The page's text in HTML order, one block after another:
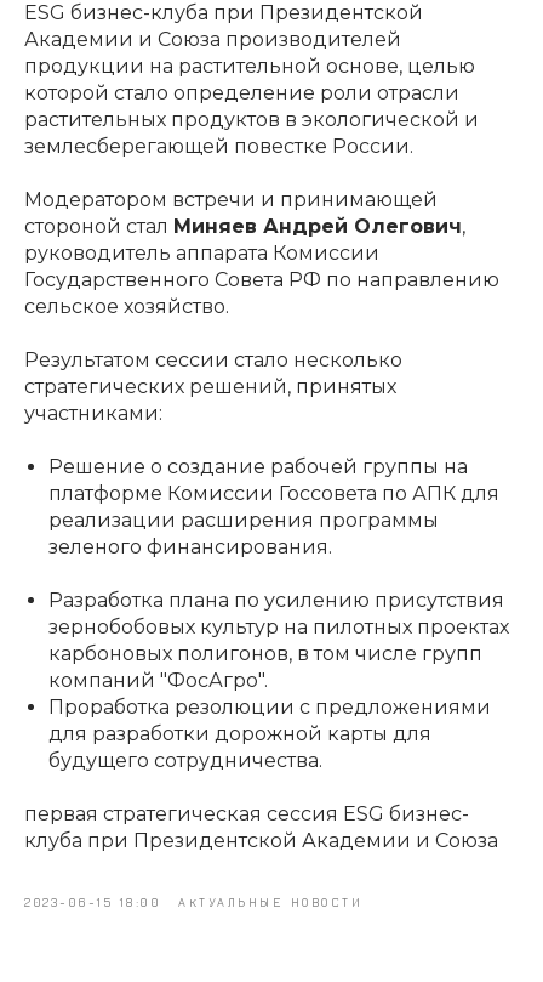
ESG бизнес-клуба при Президентской
Академии и Союза производителей
продукции на растительной основе, целью
которой стало определение роли отрасли
растительных продуктов в экологической и
землесберегающей повестке России.
Модератором встречи и принимающей
стороной стал Миняев Андрей Олегович,
руководитель аппарата Комиссии
Государственного Совета РФ по направлению
сельское хозяйство.
Результатом сессии стало несколько
стратегических решений, принятых
участниками:
Решение о создание рабочей группы на
платформе Комиссии Госсовета по АПК для
реализации расширения программы
зеленого финансирования.
Разработка плана по усилению присутствия
зернобобовых культур на пилотных проектах
карбоновых полигонов, в том числе групп
компаний "ФосАгро".
Проработка резолюции с предложениями
для разработки дорожной карты для
будущего сотрудничества.
первая стратегическая сессия ESG бизнес-
клуба при Президентской Академии и Союза
2023-06-15 18:00 АКТУАЛЬНЫЕ НОВОСТИ